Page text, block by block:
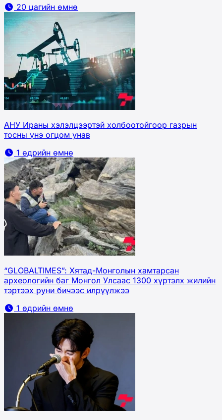
20 цагийн өмнө
АНУ Ираны хэлэлцээртэй холбоотойгоор газрын
тосны үнэ огцом унав
1 өдрийн өмнө
“GLOBALTIMES”: Хятад-Монголын хамтарсан
археологийн баг Монгол Улсаас 1300 хүртэлх жилийн
тэртээх руни бичээс илрүүлжээ
1 өдрийн өмнө